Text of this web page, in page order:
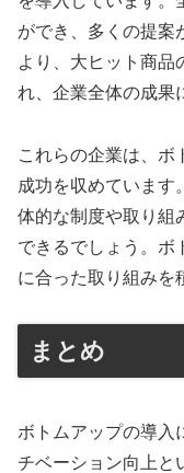
ができ、多くの提案
より、大ヒット商品
れ、企業全体の成果
これらの企業は、ボ
成功を収めています
体的な制度や取り組
できるでしょう。ボ
に合った取り組みを
まとめ
ボトムアップの導入
チベーション向上と